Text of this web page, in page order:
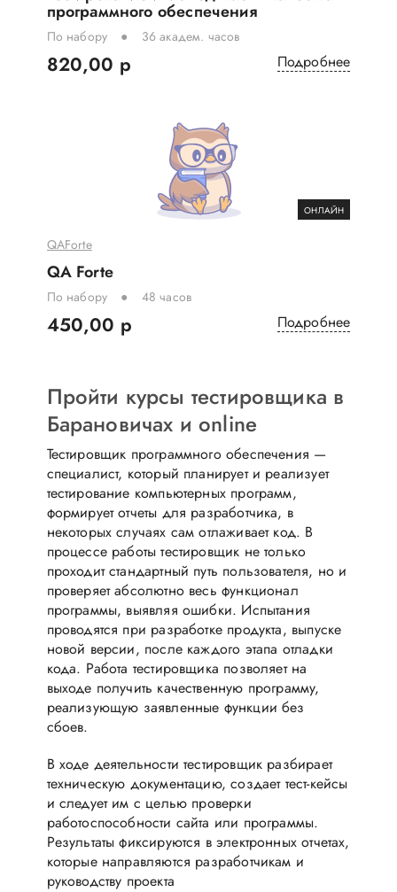
программного обеспечения
По набору 36 академ. часов
820,00 р Подробнее
ОНЛАЙН
QAForte
QA Forte
По набору 48 часов
450,00 р Подробнее
Пройти курсы тестировщика в
Барановичах и online
Тестировщик программного обеспечения —
специалист, который планирует и реализует
тестирование компьютерных программ,
формирует отчеты для разработчика, в
некоторых случаях сам отлаживает код. В
процессе работы тестировщик не только
проходит стандартный путь пользователя, но и
проверяет абсолютно весь функционал
программы, выявляя ошибки. Испытания
проводятся при разработке продукта, выпуске
новой версии, после каждого этапа отладки
кода. Работа тестировщика позволяет на
выходе получить качественную программу,
реализующую заявленные функции без
сбоев.
В ходе деятельности тестировщик разбирает
техническую документацию, создает тест-кейсы
и следует им с целью проверки
работоспособности сайта или программы.
Результаты фиксируются в электронных отчетах,
которые направляются разработчикам и
руководству проекта